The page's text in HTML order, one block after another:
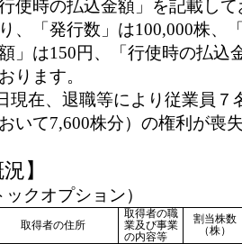
使時の払込金額」を記載し
、「発行数」は100,000株、
額」は150円、「行使時の払込
ります。
現在、退職等により従業員７
いて7,600株分）の権利が喪
】
クオプション）
取得者の住所
取得者の職
業及び事業
の内容等
割当株数
（株）